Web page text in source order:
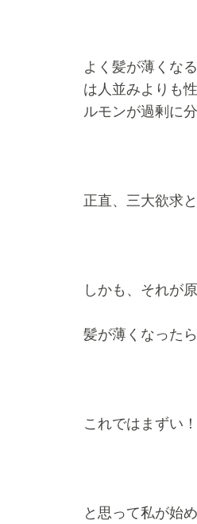
よく髪が薄くな
は人並みよりも
ルモンが過剰に
正直、三大欲求
しかも、それが
髪が薄くなった
これではまずい！
と思って私が始